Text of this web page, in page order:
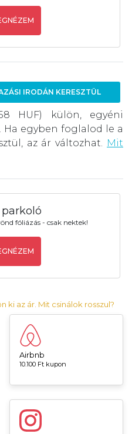
IRODÁN KERESZTÜL
HUF) külön, egyéni
Ha egyben foglalod le a
az ár változhat.
Mit
fóliázás - csak nektek!
ki az ár. Mit csinálok rosszul?
Airbnb
10.100 Ft kupon